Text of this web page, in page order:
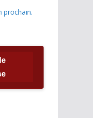
prochain.